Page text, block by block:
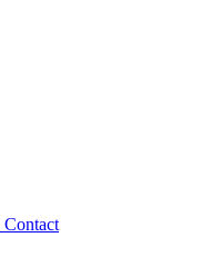
Contact